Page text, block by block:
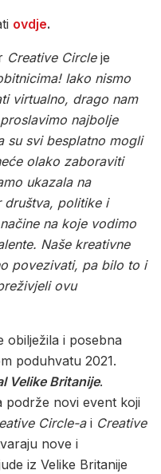
ovdje.
Creative Circleje
Iako nismo
virtualno, drago nam
najbolje
su svi besplatno mogli
olako zaboraviti
ukazala na
društva, politike i
na koje vodimo
Naše kreativne
povezivati, pa bilo to i
ovu
obilježila i posebna
poduhvatu 2021.
Velike Britanije.
podrže novi event koji
Circle-ai Creative
nove i
iz Velike Britanije